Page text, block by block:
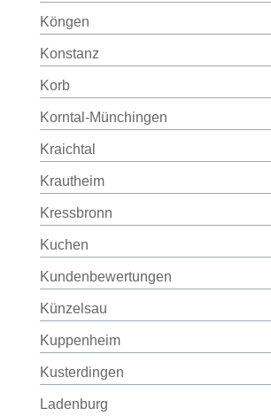
Köngen
Konstanz
Korb
Korntal-Münchingen
Kraichtal
Krautheim
Kressbronn
Kuchen
Kundenbewertungen
Künzelsau
Kuppenheim
Kusterdingen
Ladenburg